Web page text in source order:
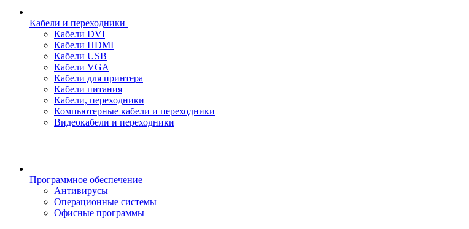
Кабели и переходники
Кабели DVI
Кабели HDMI
Кабели USB
Кабели VGA
Кабели для принтера
Кабели питания
Кабели, переходники
Компьютерные кабели и переходники
Видеокабели и переходники
Программное обеспечение
Антивирусы
Операционные системы
Офисные программы